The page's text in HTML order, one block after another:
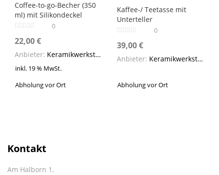
Coffee-to-go-Becher (350
ml) mit Silikondeckel
0
22,00€
Anbieter: Keramikwerkstatt SteinZeug
inkl. 19 % MwSt.
Abholung vor Ort
Kaffee-/ Teetasse mit
Unterteller
0
39,00€
Anbieter: Keramikwerkstatt SteinZeug
Abholung vor Ort
Kontakt
Am Halborn 1,